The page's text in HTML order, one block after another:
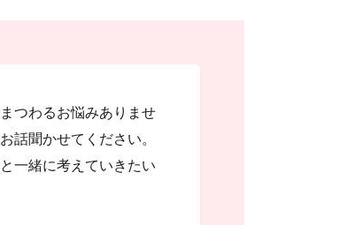
つわるお悩みありませ
話聞かせてください。
一緒に考えていきたい